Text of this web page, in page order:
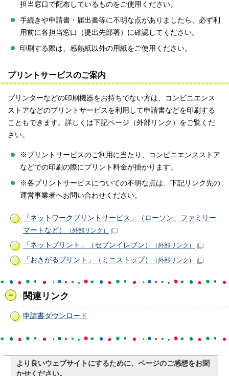
担当窓口で配布しているものをご使用ください。
手続きや申請書・届出書等に不明な点がありましたら、必ず利
用前に各担当窓口（提出先部署）に確認してください。
印刷する際は、感熱紙以外の用紙をご使用ください。
プリントサービスのご案内
プリンターなどの印刷機器をお持ちでない方は、コンビニエンス
ストアなどのプリントサービスを利用して申請書などを印刷する
こともできます。詳しくは下記ページ（外部リンク）をご覧くだ
さい。
※プリントサービスのご利用に当たり、コンビニエンスストア
などでの印刷の際にプリント料金が掛かります。
※各プリントサービスについての不明な点は、下記リンク先の
運営事業者へお問い合わせください。
「ネットワークプリントサービス」（ローソン、ファミリー
マートなど）
（外部リンク）
「ネットプリント」（セブンイレブン） （外部リンク）
「おきがるプリント」（ミニストップ） （外部リンク）
関連リンク
申請書ダウンロード
より良いウェブサイトにするために、ページのご感想をお聞
かせください。